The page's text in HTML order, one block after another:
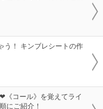
う！ キンブレシートの作
《コール》を覚えてライ
にご紹介！